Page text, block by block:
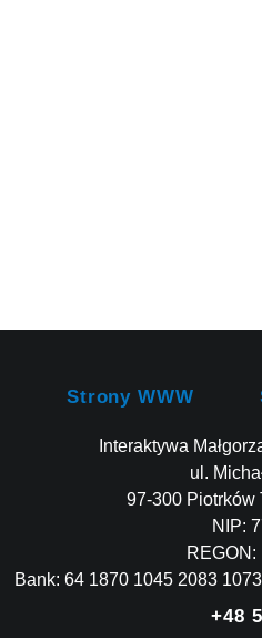
Strony WWW
Interaktywa
ul.
97-300 Piotrków
NIP:
Bank: 64 1870 1045 2083
+48